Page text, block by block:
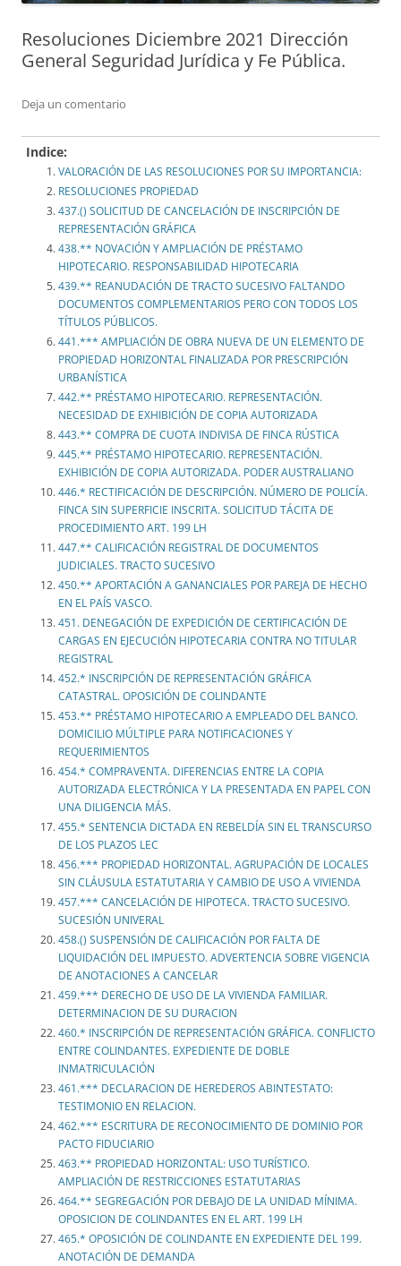
Resoluciones Diciembre 2021 Dirección
General Seguridad Jurídica y Fe Pública.
Deja un comentario
Indice:
VALORACIÓN DE LAS RESOLUCIONES POR SU IMPORTANCIA:
RESOLUCIONES PROPIEDAD
437.() SOLICITUD DE CANCELACIÓN DE INSCRIPCIÓN DE
REPRESENTACIÓN GRÁFICA
438.** NOVACIÓN Y AMPLIACIÓN DE PRÉSTAMO
HIPOTECARIO. RESPONSABILIDAD HIPOTECARIA
439.** REANUDACIÓN DE TRACTO SUCESIVO FALTANDO
DOCUMENTOS COMPLEMENTARIOS PERO CON TODOS LOS
TÍTULOS PÚBLICOS.
441.*** AMPLIACIÓN DE OBRA NUEVA DE UN ELEMENTO DE
PROPIEDAD HORIZONTAL FINALIZADA POR PRESCRIPCIÓN
URBANÍSTICA
442.** PRÉSTAMO HIPOTECARIO. REPRESENTACIÓN.
NECESIDAD DE EXHIBICIÓN DE COPIA AUTORIZADA
443.** COMPRA DE CUOTA INDIVISA DE FINCA RÚSTICA
445.** PRÉSTAMO HIPOTECARIO. REPRESENTACIÓN.
EXHIBICIÓN DE COPIA AUTORIZADA. PODER AUSTRALIANO
446.* RECTIFICACIÓN DE DESCRIPCIÓN. NÚMERO DE POLICÍA.
FINCA SIN SUPERFICIE INSCRITA. SOLICITUD TÁCITA DE
PROCEDIMIENTO ART. 199 LH
447.** CALIFICACIÓN REGISTRAL DE DOCUMENTOS
JUDICIALES. TRACTO SUCESIVO
450.** APORTACIÓN A GANANCIALES POR PAREJA DE HECHO
EN EL PAÍS VASCO.
451. DENEGACIÓN DE EXPEDICIÓN DE CERTIFICACIÓN DE
CARGAS EN EJECUCIÓN HIPOTECARIA CONTRA NO TITULAR
REGISTRAL
452.* INSCRIPCIÓN DE REPRESENTACIÓN GRÁFICA
CATASTRAL. OPOSICIÓN DE COLINDANTE
453.** PRÉSTAMO HIPOTECARIO A EMPLEADO DEL BANCO.
DOMICILIO MÚLTIPLE PARA NOTIFICACIONES Y
REQUERIMIENTOS
454.* COMPRAVENTA. DIFERENCIAS ENTRE LA COPIA
AUTORIZADA ELECTRÓNICA Y LA PRESENTADA EN PAPEL CON
UNA DILIGENCIA MÁS.
455.* SENTENCIA DICTADA EN REBELDÍA SIN EL TRANSCURSO
DE LOS PLAZOS LEC
456.*** PROPIEDAD HORIZONTAL. AGRUPACIÓN DE LOCALES
SIN CLÁUSULA ESTATUTARIA Y CAMBIO DE USO A VIVIENDA
457.*** CANCELACIÓN DE HIPOTECA. TRACTO SUCESIVO.
SUCESIÓN UNIVERAL
458.() SUSPENSIÓN DE CALIFICACIÓN POR FALTA DE
LIQUIDACIÓN DEL IMPUESTO. ADVERTENCIA SOBRE VIGENCIA
DE ANOTACIONES A CANCELAR
459.*** DERECHO DE USO DE LA VIVIENDA FAMILIAR.
DETERMINACION DE SU DURACION
460.* INSCRIPCIÓN DE REPRESENTACIÓN GRÁFICA. CONFLICTO
ENTRE COLINDANTES. EXPEDIENTE DE DOBLE
INMATRICULACIÓN
461.*** DECLARACION DE HEREDEROS ABINTESTATO:
TESTIMONIO EN RELACION.
462.*** ESCRITURA DE RECONOCIMIENTO DE DOMINIO POR
PACTO FIDUCIARIO
463.** PROPIEDAD HORIZONTAL: USO TURÍSTICO.
AMPLIACIÓN DE RESTRICCIONES ESTATUTARIAS
464.** SEGREGACIÓN POR DEBAJO DE LA UNIDAD MÍNIMA.
OPOSICION DE COLINDANTES EN EL ART. 199 LH
465.* OPOSICIÓN DE COLINDANTE EN EXPEDIENTE DEL 199.
ANOTACIÓN DE DEMANDA